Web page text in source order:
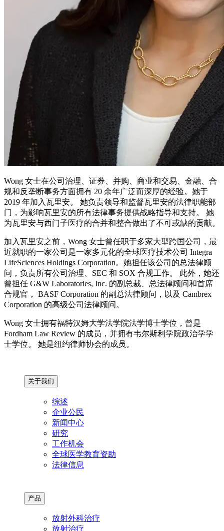
Wong 女士在公司治理、证券、并购、商业和交易、金融、合
规和反垄断事务方面拥有 20 余年广泛而深厚的经验。她于
2019 年加入瓦里安。 她负责领导和监督瓦里安的法律职能部
门，为影响瓦里安的所有法律事务提供战略指导和支持。 她
为瓦里安与西门子医疗的合并和整合做出了不可或缺的贡献。
加入瓦里安之前，Wong 女士曾任职于多家大型跨国公司，最
近就职的一家公司是一家多元化的全球医疗技术公司 Integra
LifeSciences Holdings Corporation。她担任该公司的总法律顾
问，负责所有公司治理、SEC 和 SOX 合规工作。 此外，她还
曾担任 G&W Laboratories, Inc. 的副总裁、总法律顾问和首席
合规官， BASF Corporation 的副总法律顾问，以及 Cambrex
Corporation 的高级公司法律顾问。
Wong 女士拥有福特汉姆大学法学院法学博士学位，曾是
Fordham Law Review 的成员，并拥有韦尔斯利学院政治学学
士学位。 她是纽约律师协会的成员。
关于我们
综述
企业公民
新闻中心
研究
工作机会
全球医学教育资助
法律信息
产品
放射外科治疗
放射治疗